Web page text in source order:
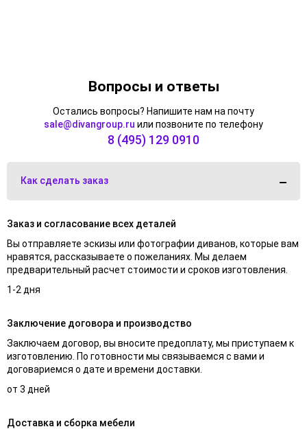
Вопросы и ответы
Остались вопросы? Напишите нам на почту
sale@divangroup.ru или позвоните по телефону
8 (495) 129 0910
Как сделать заказ
Заказ и согласование всех деталей
Вы отправляете эскизы или фотографии диванов, которые вам
нравятся, рассказываете о пожеланиях. Мы делаем
предварительный расчет стоимости и сроков изготовления.
1-2 дня
Заключение договора и производство
Заключаем договор, вы вносите предоплату, мы приступаем к
изготовлению. По готовности мы связываемся с вами и
договариемся о дате и времени доставки.
от 3 дней
Доставка и сборка мебели